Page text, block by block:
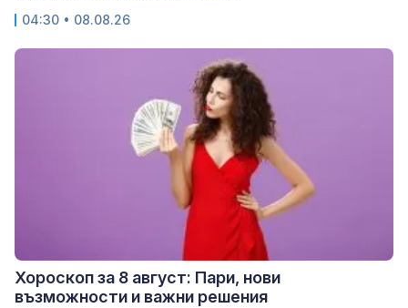
04:30 • 08.08.26
Хороскоп за 8 август: Пари, нови
възможности и важни решения